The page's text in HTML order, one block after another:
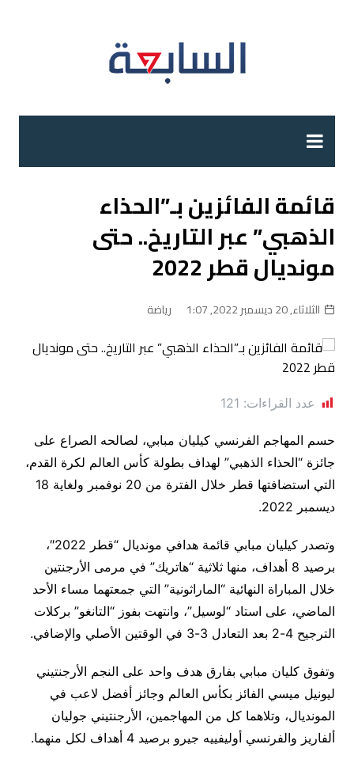
قائمة الفائزين بـ”الحذاء
الذهبي” عبر التاريخ.. حتى
مونديال قطر 2022
الثلاثاء, 20 ديسمبر 2022, 1:07 رياضة
عدد القراءات: 121
حسم المهاجم الفرنسي كيليان مبابي، لصالحه الصراع على
جائزة “الحذاء الذهبي” لهداف بطولة كأس العالم لكرة القدم،
التي استضافتها قطر خلال الفترة من 20 نوفمبر ولغاية 18
ديسمبر 2022.
وتصدر كيليان مبابي قائمة هدافي مونديال “قطر 2022″،
برصيد 8 أهداف، منها ثلاثية “هاتريك” في مرمى الأرجنتين
خلال المباراة النهائية “الماراثونية” التي جمعتهما مساء الأحد
الماضي، على استاد “لوسيل”، وانتهت بفوز “التانغو” بركلات
الترجيح 4-2 بعد التعادل 3-3 في الوقتين الأصلي والإضافي.
وتفوق كليان مبابي بفارق هدف واحد على النجم الأرجنتيني
ليونيل ميسي الفائز بكأس العالم وجائز أفضل لاعب في
المونديال، وتلاهما كل من المهاجمين، الأرجنتيني جوليان
ألفاريز والفرنسي أوليفييه جيرو برصيد 4 أهداف لكل منهما.